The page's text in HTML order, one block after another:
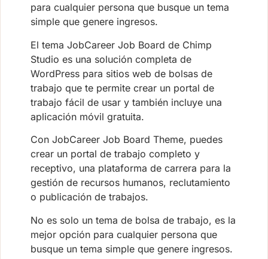
para cualquier persona que busque un tema
simple que genere ingresos.
El tema JobCareer Job Board de Chimp
Studio es una solución completa de
WordPress para sitios web de bolsas de
trabajo que te permite crear un portal de
trabajo fácil de usar y también incluye una
aplicación móvil gratuita.
Con JobCareer Job Board Theme, puedes
crear un portal de trabajo completo y
receptivo, una plataforma de carrera para la
gestión de recursos humanos, reclutamiento
o publicación de trabajos.
No es solo un tema de bolsa de trabajo, es la
mejor opción para cualquier persona que
busque un tema simple que genere ingresos.